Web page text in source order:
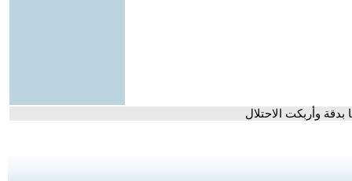
وأربكت الاحتلال